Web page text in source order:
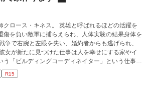
。 英雄と呼ばれるほどの活躍を
傷を負い敵軍に捕らえられ、人体実験の結果身体を
争で右腕と左眼を失い、婚約者からも逃げられ、
女が新たに見つけた仕事は人を幸せにする家やイ
う「ビルディングコーディネイター」という仕事だ
歩んだ、とある人生の記録である。
R15